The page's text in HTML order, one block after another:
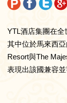
YTL酒店集團在
其中位於馬來西
Resort與The
表現出該國兼容並